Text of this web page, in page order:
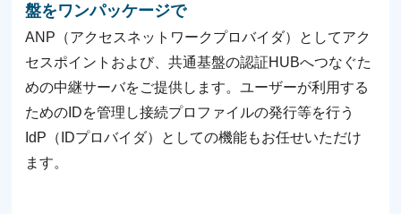
盤をワンパッケージで
ANP（アクセスネットワークプロバイダ）としてアク
セスポイントおよび、共通基盤の認証HUBへつなぐた
めの中継サーバをご提供します。ユーザーが利⽤する
ためのIDを管理し接続プロファイルの発⾏等を⾏う
IdP（IDプロバイダ）としての機能もお任せいただけ
ます。